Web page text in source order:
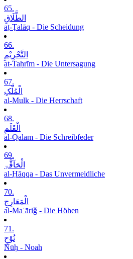
65.
الطَّلَاقِ
aṭ-Ṭalāq - Die Scheidung
66.
التَّحْرِیْمِ
at-Taḥrīm - Die Untersagung
67.
الْمُلْکِ
al-Mulk - Die Herrschaft
68.
الْقَلَمِ
al-Qalam - Die Schreibfeder
69.
الْحَآقَّۃِ
al-Ḥāqqa - Das Unvermeidliche
70.
الْمَعَارِجِ
al-Maʿāriǧ - Die Höhen
71.
نُوْحٍ
Nūḥ - Noah